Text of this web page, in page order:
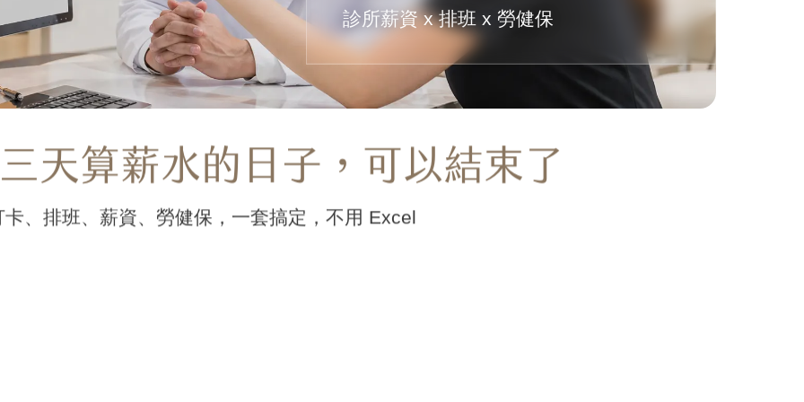
診所薪資 x 排班 x 勞健保
天算薪水的日子，可以結束了
卡、排班、薪資、勞健保，一套搞定，不用 Excel